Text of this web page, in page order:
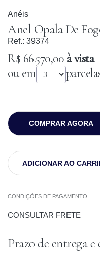
Anéis
Anel Opala De
Ref.: 39374
R$ 66.570,00à vista
ou em
COMPRAR AGORA
ADICIONAR AO
CONDIÇÕES DE PAGAMENTO
CONSULTAR FRETE
Prazo de entrega e